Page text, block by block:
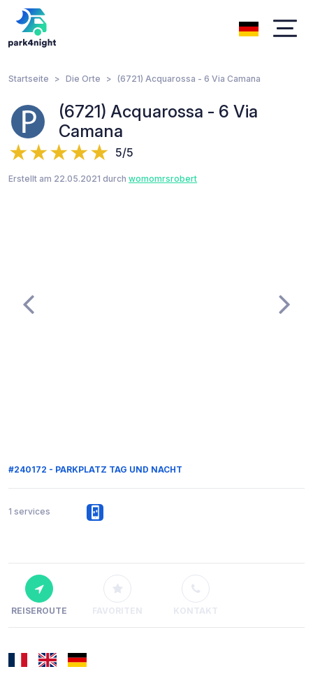
Startseite Die Orte (6721) Acquarossa - 6 Via Camana
(6721) Acquarossa - 6 Via
Camana
5/5
Erstellt am 22.05.2021 durch womomrsrobert
#240172 - PARKPLATZ TAG UND NACHT
1 services
REISEROUTE FAVORITEN KONTAKT